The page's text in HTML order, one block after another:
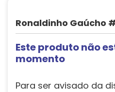
Ronaldinho Gaúcho
Este produto não
momento
Para ser avisado da